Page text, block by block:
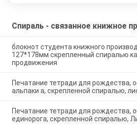
Спираль - связанное книжное
блокнот студента книжного
127*178мм скрепленный спиралью
продвижения
Печатание тетради для рождества,
альпаки а, скрепленной спиралью,
Печатание тетради для рождества,
единорога, скрепленной спиралью,